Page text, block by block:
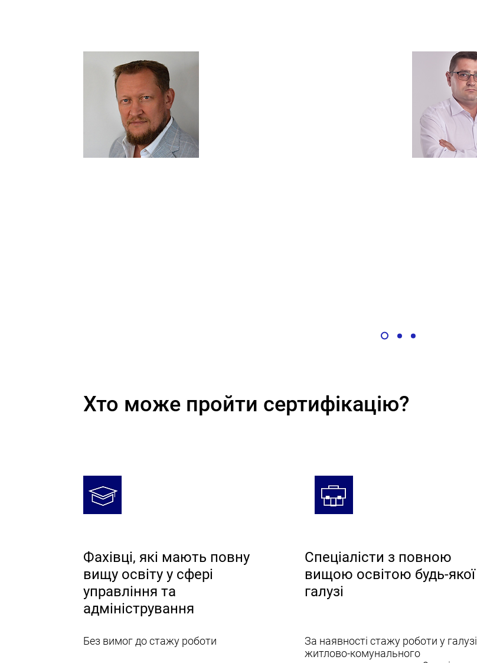
Хто може пройти сертифікацію?
Фахівці, які мають повну
вищу освіту у сфері
управління та
адміністрування
Без вимог до стажу роботи
Спеціалісти з повною
вищою освітою будь-якої
галузі
За наявності стажу роботи у галузі
житлово-комунального